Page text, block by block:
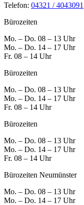
Telefon: 04321 / 4043091
Bürozeiten
Mo. – Do. 08 – 13 Uhr
Mo. – Do. 14 – 17 Uhr
Fr. 08 – 14 Uhr
Bürozeiten
Mo. – Do. 08 – 13 Uhr
Mo. – Do. 14 – 17 Uhr
Fr. 08 – 14 Uhr
Bürozeiten
Mo. – Do. 08 – 13 Uhr
Mo. – Do. 14 – 17 Uhr
Fr. 08 – 14 Uhr
Bürozeiten Neumünster
Mo. – Do. 08 – 13 Uhr
Mo. – Do. 14 – 17 Uhr